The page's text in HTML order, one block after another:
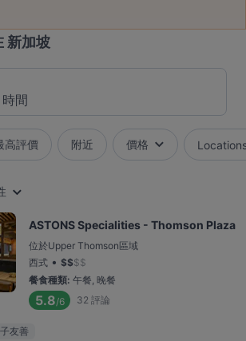
新加坡
時間
高評價 附近 價格
ASTONS Specialities - Thomson Plaza
位於Upper Thomson區域
西式 • $$$$
餐食種類: 午餐, 晚餐
5.8/6 32 評論
友善